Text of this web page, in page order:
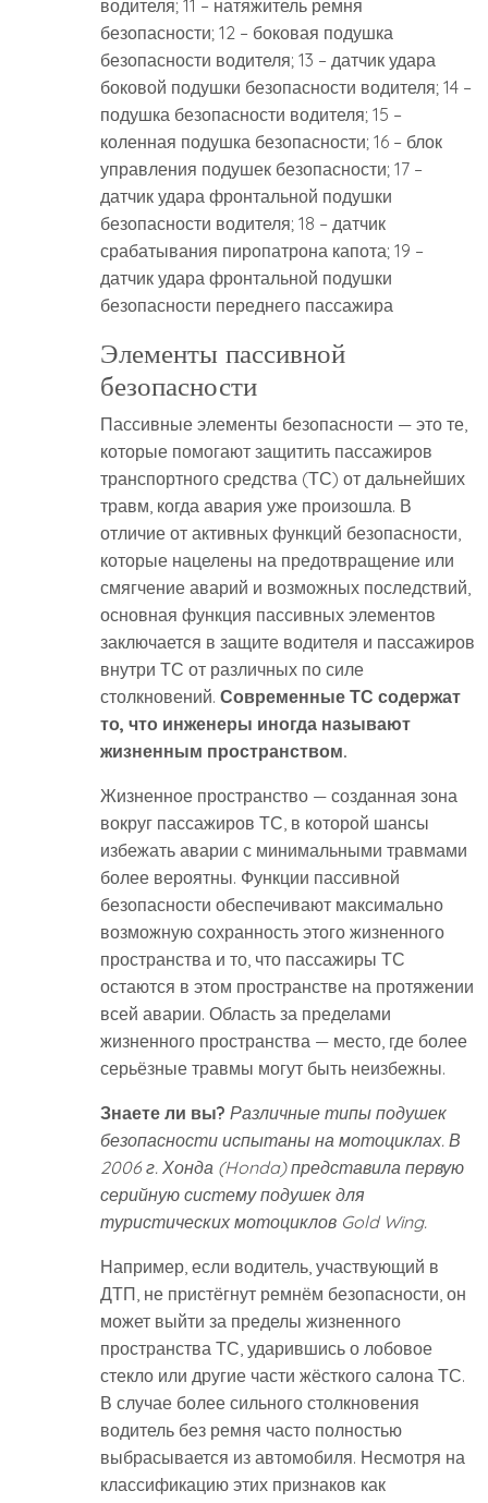
водителя; 11 – натяжитель ремня
безопасности; 12 – боковая подушка
безопасности водителя; 13 – датчик удара
боковой подушки безопасности водителя; 14 –
подушка безопасности водителя; 15 –
коленная подушка безопасности; 16 – блок
управления подушек безопасности; 17 –
датчик удара фронтальной подушки
безопасности водителя; 18 – датчик
срабатывания пиропатрона капота; 19 –
датчик удара фронтальной подушки
безопасности переднего пассажира
Элементы пассивной
безопасности
Пассивные элементы безопасности — это те,
которые помогают защитить пассажиров
транспортного средства (ТС) от дальнейших
травм, когда авария уже произошла. В
отличие от активных функций безопасности,
которые нацелены на предотвращение или
смягчение аварий и возможных последствий,
основная функция пассивных элементов
заключается в защите водителя и пассажиров
внутри ТС от различных по силе
столкновений. Современные ТС содержат
то, что инженеры иногда называют
жизненным пространством.
Жизненное пространство — созданная зона
вокруг пассажиров ТС, в которой шансы
избежать аварии с минимальными травмами
более вероятны. Функции пассивной
безопасности обеспечивают максимально
возможную сохранность этого жизненного
пространства и то, что пассажиры ТС
остаются в этом пространстве на протяжении
всей аварии. Область за пределами
жизненного пространства — место, где более
серьёзные травмы могут быть неизбежны.
Знаете ли вы? Различные типы подушек
безопасности испытаны на мотоциклах. В
2006 г. Хонда (Honda) представила первую
серийную систему подушек для
туристических мотоциклов Gold Wing.
Например, если водитель, участвующий в
ДТП, не пристёгнут ремнём безопасности, он
может выйти за пределы жизненного
пространства ТС, ударившись о лобовое
стекло или другие части жёсткого салона ТС.
В случае более сильного столкновения
водитель без ремня часто полностью
выбрасывается из автомобиля. Несмотря на
классификацию этих признаков как